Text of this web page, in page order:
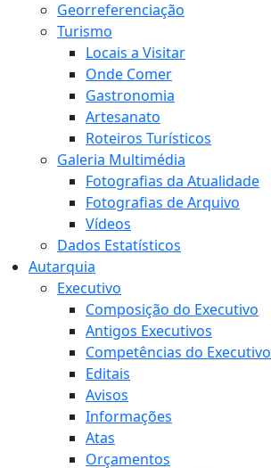
Georreferenciação
Turismo
Locais a Visitar
Onde Comer
Gastronomia
Artesanato
Roteiros Turísticos
Galeria Multimédia
Fotografias da Atualidade
Fotografias de Arquivo
Vídeos
Dados Estatísticos
Autarquia
Executivo
Composição do Executivo
Antigos Executivos
Competências do Executivo
Editais
Avisos
Informações
Atas
Orçamentos